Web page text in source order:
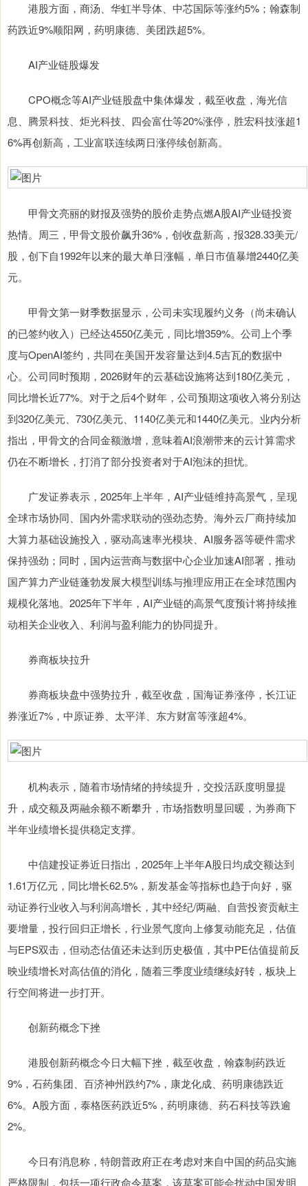
港股方面，商汤、华虹半导体、中芯国际等涨约5%；翰森制
药跌近9%顺阳网，药明康德、美团跌超5%。
AI产业链股爆发
CPO概念等AI产业链股盘中集体爆发，截至收盘，海光信
息、腾景科技、炬光科技、四会富仕等20%涨停，胜宏科技涨超1
6%再创新高，工业富联连续两日涨停续创新高。
甲骨文亮丽的财报及强势的股价走势点燃A股AI产业链投资
热情。周三，甲骨文股价飙升36%，创收盘新高，报328.33美元/
股，创下自1992年以来的最大单日涨幅，单日市值暴增2440亿美
元。
甲骨文第一财季数据显示，公司未实现履约义务（尚未确认
的已签约收入）已经达4550亿美元，同比增359%。公司上个季
度与OpenAI签约，共同在美国开发容量达到4.5吉瓦的数据中
心。公司同时预期，2026财年的云基础设施将达到180亿美元，
同比增长近77%。对于之后4个财年，公司预期这项收入将分别达
到320亿美元、730亿美元、1140亿美元和1440亿美元。业内分析
指出，甲骨文的合同金额激增，意味着AI浪潮带来的云计算需求
仍在不断增长，打消了部分投资者对于AI泡沫的担忧。
广发证券表示，2025年上半年，AI产业链维持高景气，呈现
全球市场协同、国内外需求联动的强劲态势。海外云厂商持续加
大算力基础设施投入，驱动高速率光模块、AI服务器等硬件需求
保持强劲；同时，国内运营商与数据中心企业加速AI部署，推动
国产算力产业链蓬勃发展大模型训练与推理应用正在全球范围内
规模化落地。2025年下半年，AI产业链的高景气度预计将持续推
动相关企业收入、利润与盈利能力的协同提升。
券商板块拉升
券商板块盘中强势拉升，截至收盘，国海证券涨停，长江证
券涨近7%，中原证券、太平洋、东方财富等涨超4%。
机构表示，随着市场情绪的持续提升，交投活跃度明显提
升，成交额及两融余额不断攀升，市场指数明显回暖，为券商下
半年业绩增长提供稳定支撑。
中信建投证券近日指出，2025年上半年A股日均成交额达到
1.61万亿元，同比增长62.5%，新发基金等指标也趋于向好，驱
动证券行业收入与利润高增长，其中经纪/两融、自营投资贡献主
要增量，投行回归正增长，行业景气度向上修复动能充足，估值
与EPS双击，但动态估值还未达到历史极值，其中PE估值提前反
映业绩增长对高估值的消化，随着三季度业绩继续好转，板块上
行空间将进一步打开。
创新药概念下挫
港股创新药概念今日大幅下挫，截至收盘，翰森制药跌近
9%，石药集团、百济神州跌约7%，康龙化成、药明康德跌近
6%。A股方面，泰格医药跌近5%，药明康德、药石科技等跌逾
2%。
今日有消息称，特朗普政府正在考虑对来自中国的药品实施
严格限制，包括一项行政命令草案，该草案可能会扰动中国发明